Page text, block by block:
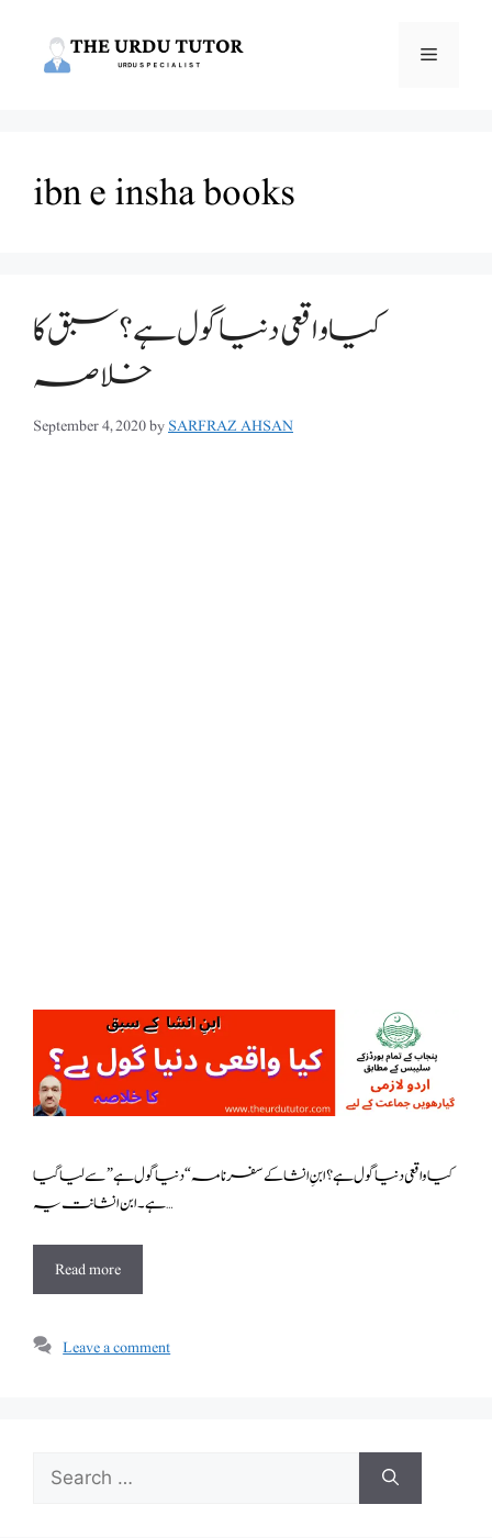
Menu
ibn e insha books
کیا واقعی دنیا گول ہے؟ سبق کا
خلاصہ
September 4, 2020bySARFRAZ AHSAN
کیا واقعی دنیا گول ہے؟ ابنِ انشا کے سفر نامہ “دنیا گول ہے” سے لیا گیا
ہے۔ابن انشا نت یہ …
Read more
Leave a comment
Search
for: